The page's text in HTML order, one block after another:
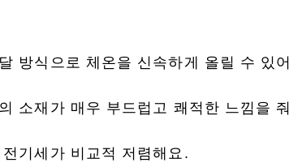
방식으로 체온을 신속하게 올릴 수 있어
소재가 매우 부드럽고 쾌적한 느낌을 줘
기세가 비교적 저렴해요.